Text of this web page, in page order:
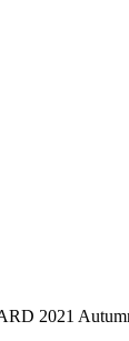
2021